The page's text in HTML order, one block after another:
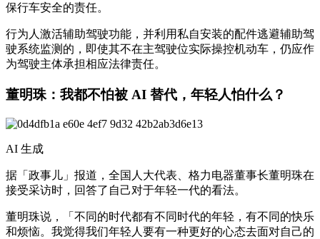
保行车安全的责任。
行为人激活辅助驾驶功能，并利用私自安装的配件逃避辅助驾
驶系统监测的，即使其不在主驾驶位实际操控机动车，仍应作
为驾驶主体承担相应法律责任。
董明珠：我都不怕被 AI 替代，年轻人怕什么？
AI 生成
据「政事儿」报道，全国人大代表、格力电器董事长董明珠在
接受采访时，回答了自己对于年轻一代的看法。
董明珠说，「不同的时代都有不同时代的年轻，有不同的快乐
和烦恼。我觉得我们年轻人要有一种更好的心态去面对自己的